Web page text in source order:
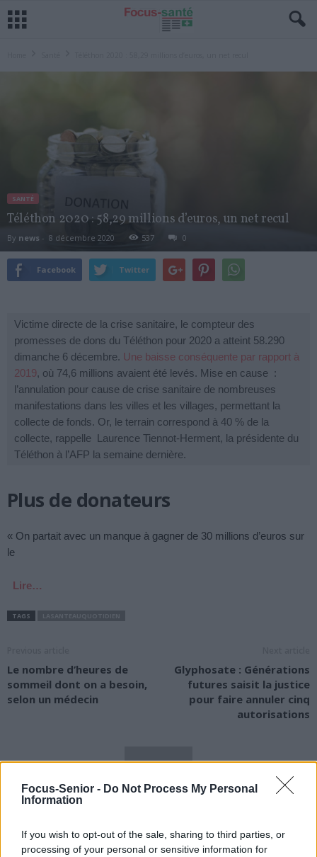
Focus-Senior - Do Not Process My Personal
Information
If you wish to opt-out of the sale, sharing to third parties, or
processing of your personal or sensitive information for
SANTÉ
Téléthon 2020 : 58,29 millions d’euros, un net recul
By news - 8 décembre 2020 537 0
Facebook Twitter
Victime directe de la crise sanitaire, le compteur des
promesses de dons du Téléthon pour 2020 a atteint 58.290
dimanche 6 décembre. Une baisse conséquente par rapport à
2019, où 74,6 millions avaient été levés. Mise en cause  :
l’annulation pour cause de crise sanitaire de nombreuses
manifestations dans les villes et les villages, permettant la
collecte de fonds. Or, le terrain correspond à 40 % de la
collecte, rappelle  Laurence Tiennot-Herment, la présidente du
Téléthon à l’AFP la semaine dernière.
Plus de donateurs
« On partait avec un manque à gagner de 30 millions d’euros sur
le
Lire…
TAGS
Le nombre d’heures de
sommeil dont on a besoin,
selon un médecin
Glyphosate : Générations
futures saisit la justice
pour faire annuler cinq
autorisations
news